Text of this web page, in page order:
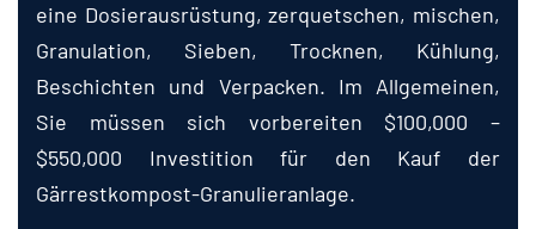
eine Dosierausrüstung, zerquetschen, mischen,
Granulation, Sieben, Trocknen, Kühlung,
Beschichten und Verpacken. Im Allgemeinen,
Sie müssen sich vorbereiten $100,000 –
$550,000 Investition für den Kauf der
Gärrestkompost-Granulieranlage.